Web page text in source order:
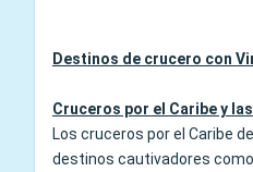
Destinos de crucero con
Cruceros por el Caribe y
Los cruceros por el Caribe
destinos cautivadores